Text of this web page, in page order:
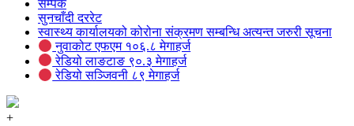
सम्पर्क
सुनचाँदी दररेट
स्वास्थ्य कार्यालयको कोरोना संक्रमण सम्बन्धि अत्यन्त जरुरी सूचना
नुवाकोट एफएम १०६.८ मेगाहर्ज
रेडियो लाङटाङ ९०.३ मेगाहर्ज
रेडियो सञ्जिवनी ८९ मेगाहर्ज
+